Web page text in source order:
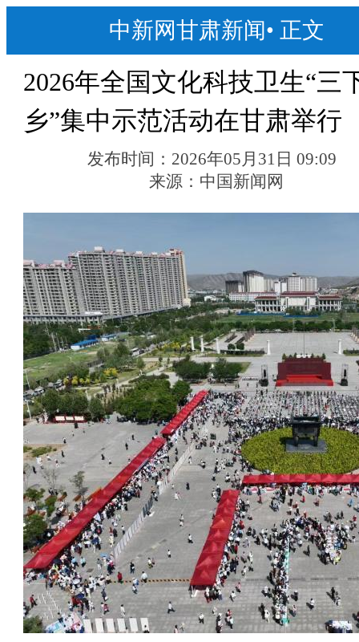
中新网甘肃新闻• 正文
2026年全国文化科技卫生“三
乡”集中示范活动在甘肃举行
发布时间： 2026年05月31日 09:09
来源： 中国新闻网